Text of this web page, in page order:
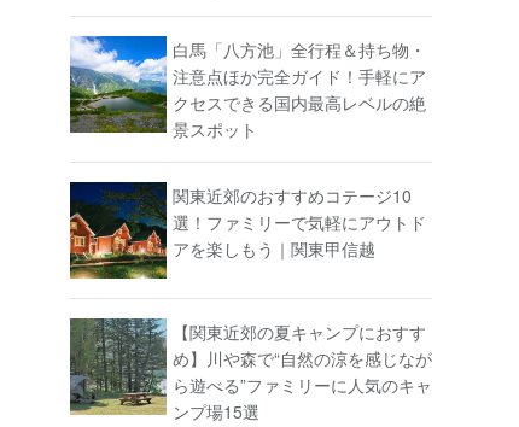
白馬「八方池」全行程＆持ち物・
注意点ほか完全ガイド！手軽にア
クセスできる国内最高レベルの絶
景スポット
関東近郊のおすすめコテージ10
選！ファミリーで気軽にアウトド
アを楽しもう｜関東甲信越
【関東近郊の夏キャンプにおすす
め】川や森で“自然の涼を感じなが
ら遊べる”ファミリーに人気のキャ
ンプ場15選